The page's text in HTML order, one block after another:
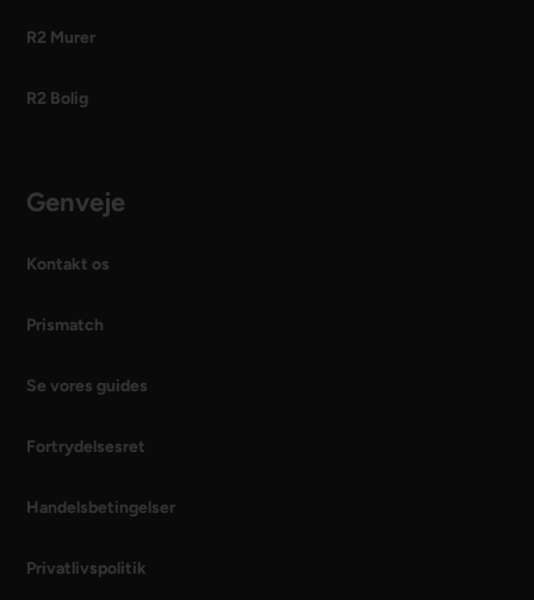
R2 Murer
R2 Bolig
Genveje
Kontakt os
Prismatch
Se vores guides
Fortrydelsesret
Handelsbetingelser
Privatlivspolitik